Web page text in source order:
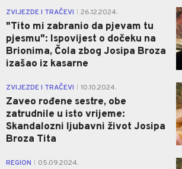
ZVIJEZDE I TRAČEVI 26.12.2024.
"Tito mi zabranio da pjevam tu
pjesmu": Ispovijest o dočeku na
Brionima, Čola zbog Josipa Broza
izašao iz kasarne
ZVIJEZDE I TRAČEVI 10.10.2024.
Zaveo rođene sestre, obe
zatrudnile u isto vrijeme:
Skandalozni ljubavni život Josipa
Broza Tita
REGION 05.09.2024.